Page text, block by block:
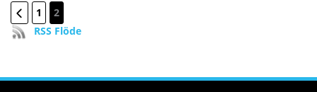
SidaSida
Förekommande
Sida
1 You're currently reading page
2
RSS Flöde